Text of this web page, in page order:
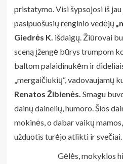
pristatymo. Visi šypsojosi iš
pasipuošusių renginio vedėjų
Giedrės K. išdaigų. Žiūrovai
sceną įžengė būrys trumpom
baltom palaidinukėm ir
„mergaičiukių“, vadovaujamų
Renatos Žibienės. Smagu
dainų dainelių, humoro. Šios
mokinės, o dabar vaikų
užduotis turėjo atlikti ir svečiai.
Gėlės, mokyklos